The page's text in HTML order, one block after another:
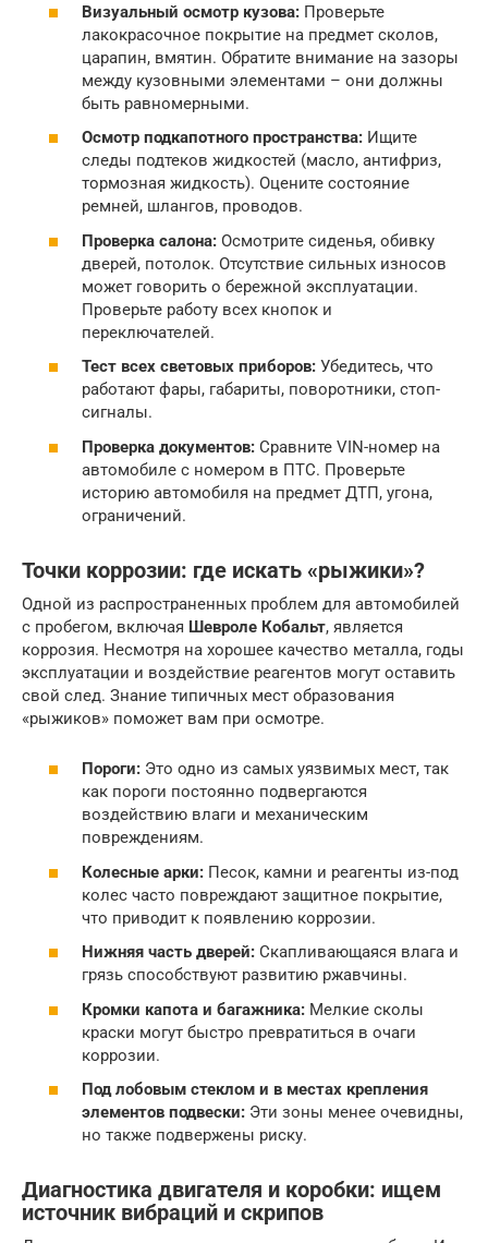
Визуальный осмотр кузова: Проверьте
лакокрасочное покрытие на предмет сколов,
царапин, вмятин. Обратите внимание на зазоры
между кузовными элементами – они должны
быть равномерными.
Осмотр подкапотного пространства: Ищите
следы подтеков жидкостей (масло, антифриз,
тормозная жидкость). Оцените состояние
ремней, шлангов, проводов.
Проверка салона: Осмотрите сиденья, обивку
дверей, потолок. Отсутствие сильных износов
может говорить о бережной эксплуатации.
Проверьте работу всех кнопок и
переключателей.
Тест всех световых приборов: Убедитесь, что
работают фары, габариты, поворотники, стоп-
сигналы.
Проверка документов: Сравните VIN-номер на
автомобиле с номером в ПТС. Проверьте
историю автомобиля на предмет ДТП, угона,
ограничений.
Точки коррозии: где искать «рыжики»?
Одной из распространенных проблем для автомобилей
с пробегом, включая Шевроле Кобальт, является
коррозия. Несмотря на хорошее качество металла, годы
эксплуатации и воздействие реагентов могут оставить
свой след. Знание типичных мест образования
«рыжиков» поможет вам при осмотре.
Пороги: Это одно из самых уязвимых мест, так
как пороги постоянно подвергаются
воздействию влаги и механическим
повреждениям.
Колесные арки: Песок, камни и реагенты из-под
колес часто повреждают защитное покрытие,
что приводит к появлению коррозии.
Нижняя часть дверей: Скапливающаяся влага и
грязь способствуют развитию ржавчины.
Кромки капота и багажника: Мелкие сколы
краски могут быстро превратиться в очаги
коррозии.
Под лобовым стеклом и в местах крепления
элементов подвески: Эти зоны менее очевидны,
но также подвержены риску.
Диагностика двигателя и коробки: ищем
источник вибраций и скрипов